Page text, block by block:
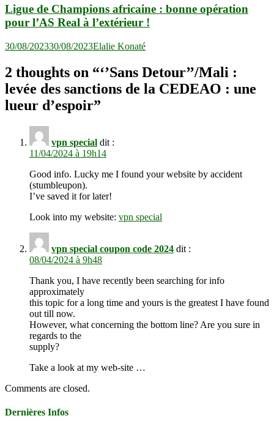
Ligue de Champions africaine : bonne opération
pour l’AS Real à l’extérieur !
30/08/202330/08/2023Elalie Konaté
2 thoughts on “‘’Sans Detour’’/Mali :
levée des sanctions de la CEDEAO : une
lueur d’espoir”
vpn special dit :
11/04/2024 à 19h14
Good info. Lucky me I found your website by accident
(stumbleupon).
I’ve saved it for later!
Look into my website: vpn special
vpn special coupon code 2024 dit :
08/04/2024 à 9h48
Thank you, I have recently been searching for info
approximately
this topic for a long time and yours is the greatest I have found
out till now.
However, what concerning the bottom line? Are you sure in
regards to the
supply?
Take a look at my web-site …
Comments are closed.
Dernières Infos